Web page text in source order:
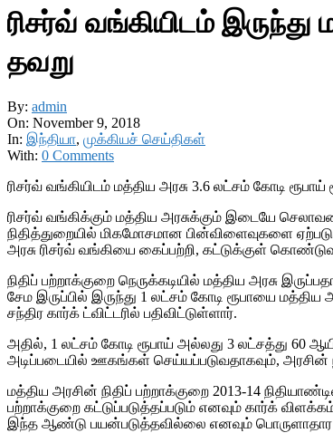
ரிசர்வ் வங்கியிடம்
தவறு
By: admin
On: November 9, 2018
In: இந்தியா, முக்கியச் செய்திகள்
With: 0 Comments
ரிசர்வ் வங்கியிடம் மத்திய அரசு 3.6 லட்சம் கோடி
ரிசர்வ் வங்கிக்கும் மத்திய அரசுக்கும் இடையே
நிதித்துறையில் மிகமோசமான பின்விளைவுகளை
அரசு ரிசர்வ் வங்கியை கைப்பற்றி, கட்டுக்குள்
நிதிப் பற்றாக்குறை நெருக்கடியில் மத்திய அரசு
சேம இருப்பில் இருந்து 1 லட்சம் கோடி ரூபாயை மத்திய
சந்திர கார்க் ட்விட்டரில் பதிவிட்டுள்ளார்.
அதில், 1 லட்சம் கோடி ரூபாய் அல்லது 3 லட்சத்து 60
அடிப்படையில் ஊகங்கள் செய்யப்படுவதாகவும், அரசின்
மத்திய அரசின் நிதிப் பற்றாக்குறை 2013-14
பற்றாக்குறை கட்டுப்படுத்தப்படும் எனவும் கார்க்
இந்த ஆண்டு பயன்படுத்தவில்லை எனவும் பொருளாதார